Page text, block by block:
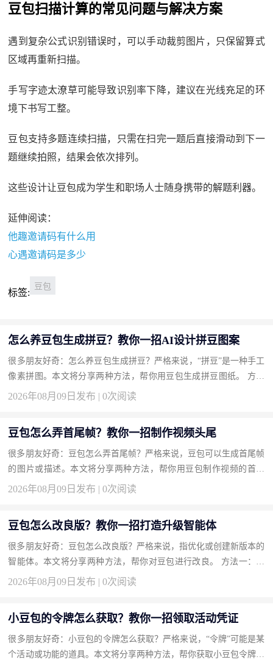
豆包扫描计算的常见问题与解决方案
遇到复杂公式识别错误时，可以手动裁剪图片，只保留算式
区域再重新扫描。
手写字迹太潦草可能导致识别率下降，建议在光线充足的环
境下书写工整。
豆包支持多题连续扫描，只需在扫完一题后直接滑动到下一
题继续拍照，结果会依次排列。
这些设计让豆包成为学生和职场人士随身携带的解题利器。
延伸阅读：
他趣邀请码有什么用
心遇邀请码是多少
标签:
豆包
怎么养豆包生成拼豆？教你一招AI设计拼豆图案
很多朋友好奇：怎么养豆包生成拼豆？严格来说，“拼豆”是一种手工
像素拼图。本文将分享两种方法，帮你用豆包生成拼豆图纸。 方法
2026年08月09日发布 | 0次阅读
豆包怎么弄首尾帧？教你一招制作视频头尾
很多朋友好奇：豆包怎么弄首尾帧？严格来说，豆包可以生成首尾帧
的图片或描述。本文将分享两种方法，帮你用豆包制作视频的首尾
2026年08月09日发布 | 0次阅读
豆包怎么改良版？教你一招打造升级智能体
很多朋友好奇：豆包怎么改良版？严格来说，指优化或创建新版本的
智能体。本文将分享两种方法，帮你对豆包进行改良。 方法一：编
2026年08月09日发布 | 0次阅读
小豆包的令牌怎么获取？教你一招领取活动凭证
很多朋友好奇：小豆包的令牌怎么获取？严格来说，“令牌”可能是某
个活动或功能的道具。本文将分享两种方法，帮你获取小豆包令牌。